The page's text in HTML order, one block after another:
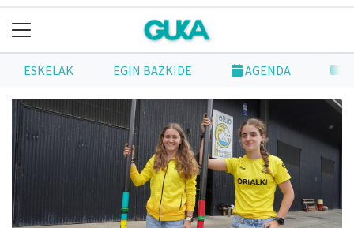
ESKELAK EGIN BAZKIDE AGENDA